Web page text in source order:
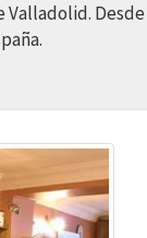
Valladolid. Desde